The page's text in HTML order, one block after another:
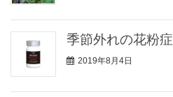
季節外れの花粉症
2019年8月4日